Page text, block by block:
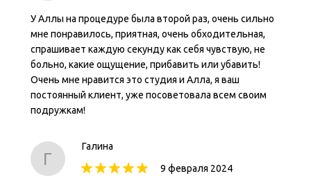
9 февраля 2024
Галина
Г
У Аллы на процедуре была второй раз, очень сильно
мне понравилось, приятная, очень обходительная,
спрашивает каждую секунду как себя чувствую, не
больно, какие ощущение, прибавить или убавить!
Очень мне нравится это студия и Алла, я ваш
постоянный клиент, уже посоветовала всем своим
подружкам!